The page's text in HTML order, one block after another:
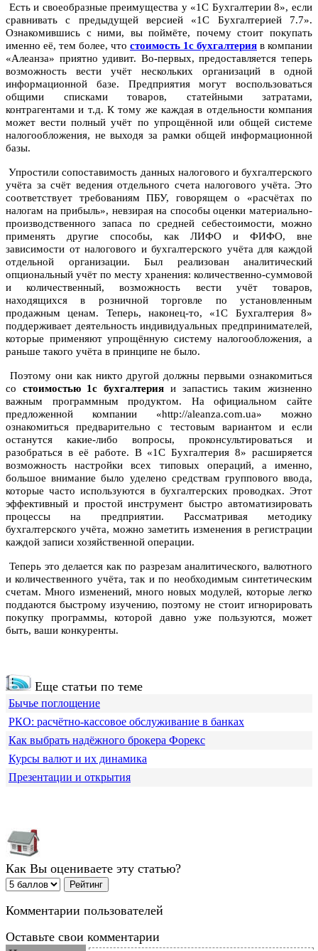
Есть и своеобразные преимущества у «1С Бухгалтерии 8», если
сравнивать с предыдущей версией «1С Бухгалтерией 7.7».
Ознакомившись с ними, вы поймёте, почему стоит покупать
именно её, тем более, что стоимость 1с бухгалтерия в компании
«Алеанза» приятно удивит. Во-первых, предоставляется теперь
возможность вести учёт нескольких организаций в одной
информационной базе. Предприятия могут воспользоваться
общими списками товаров, статейными затратами,
контрагентами и т.д. К тому же каждая в отдельности компания
может вести полный учёт по упрощённой или общей системе
налогообложения, не выходя за рамки общей информационной
базы.
Упростили сопоставимость данных налогового и бухгалтерского
учёта за счёт ведения отдельного счета налогового учёта. Это
соответствует требованиям ПБУ, говорящем о «расчётах по
налогам на прибыль», невзирая на способы оценки материально-
производственного запаса по средней себестоимости, можно
применять другие способы, как ЛИФО и ФИФО, вне
зависимости от налогового и бухгалтерского учёта для каждой
отдельной организации. Был реализован аналитический
опциональный учёт по месту хранения: количественно-суммовой
и количественный, возможность вести учёт товаров,
находящихся в розничной торговле по установленным
продажным ценам. Теперь, наконец-то, «1С Бухгалтерия 8»
поддерживает деятельность индивидуальных предпринимателей,
которые применяют упрощённую систему налогообложения, а
раньше такого учёта в принципе не было.
Поэтому они как никто другой должны первыми ознакомиться
со стоимостью 1с бухгалтерия и запастись таким жизненно
важным программным продуктом. На официальном сайте
предложенной компании «http://aleanza.com.ua» можно
ознакомиться предварительно с тестовым вариантом и если
останутся какие-либо вопросы, проконсультироваться и
разобраться в её работе. В «1С Бухгалтерия 8» расширяется
возможность настройки всех типовых операций, а именно,
большое внимание было уделено средствам группового ввода,
которые часто используются в бухгалтерских проводках. Этот
эффективный и простой инструмент быстро автоматизировать
процессы на предприятии. Рассматривая методику
бухгалтерского учёта, можно заметить изменения в регистрации
каждой записи хозяйственной операции.
Теперь это делается как по разрезам аналитического, валютного
и количественного учёта, так и по необходимым синтетическим
счетам. Много изменений, много новых модулей, которые легко
поддаются быстрому изучению, поэтому не стоит игнорировать
покупку программы, которой давно уже пользуются, может
быть, ваши конкуренты.
Еще статьи по теме
Бычье поглощение
РКО: расчётно-кассовое обслуживание в банках
Как выбрать надёжного брокера Форекс
Курсы валют и их динамика
Презентации и открытия
Как Вы оцениваете эту статью?
Комментарии пользователей
Оставьте свои комментарии